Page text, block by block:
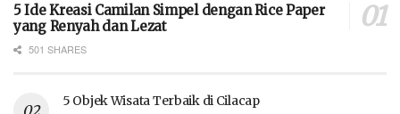
5 Ide Kreasi Camilan Simpel dengan Rice Paper
yang Renyah dan Lezat
501 SHARES
5 Objek Wisata Terbaik di Cilacap